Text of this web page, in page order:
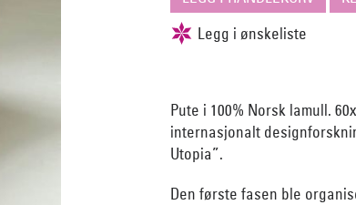
Pute i 100% Norsk lamull.
internasjonalt
Utopia”.
Den første fasen ble